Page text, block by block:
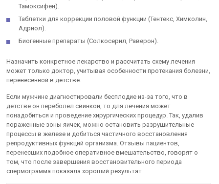
Тамоксифен).
Таблетки для коррекции половой функции (Тентекс, Химколин,
Адриол).
Биогенные препараты (Солкосерил, Раверон).
Назначить конкретное лекарство и рассчитать схему лечения
может только доктор, учитывая особенности протекания болезни,
перенесенной в детстве.
Если мужчине диагностировали бесплодие из-за того, что в
детстве он переболел свинкой, то для лечения может
понадобиться и проведение хирургических процедур. Так, удалив
пораженные зоны яичек, можно остановить разрушительные
процессы в железе и добиться частичного восстановления
репродуктивных функций организма. Отзывы пациентов,
перенесших подобное оперативное вмешательство, говорят о
том, что после завершения восстановительного периода
спермограмма показала хороший результат.